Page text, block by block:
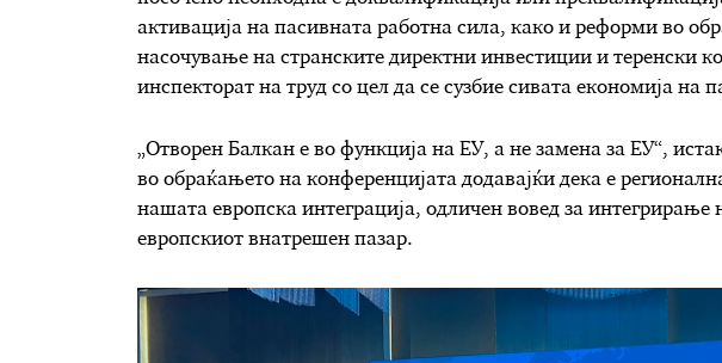
активација на пасивната работна сила, како и реформи во
насочување на странските директни инвестиции и теренски
инспекторат на труд со цел да се сузбие сивата економија на
„Отворен Балкан е во функција на ЕУ, а не замена за ЕУ“,
во обраќањето на конференцијата додавајќи дека е
нашата европска интеграција, одличен вовед за интегрирање
европскиот внатрешен пазар.